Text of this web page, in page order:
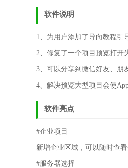
软件说明
1、为用户添加了导向教程引
2、修复了一个项目预览打开
3、可以分享到微信好友、朋
4、解决预览大型项目会使
软件亮点
#企业项目
新增企业区域，可以随时查
#服务器选择